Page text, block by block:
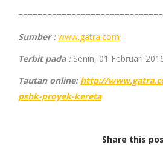
Sumber : www.gatra.com
Terbit pada :Senin, 01 Februari
Tautan online: http://
pshk-proyek-kereta
Share this